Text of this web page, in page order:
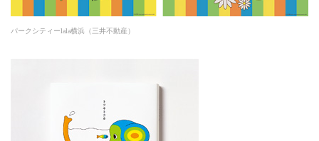
パークシティーlala横浜（三井不動産）